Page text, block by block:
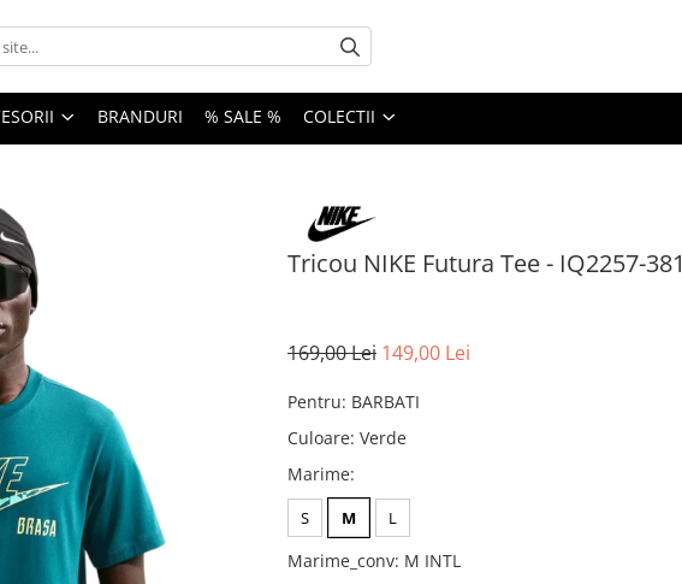
BRANDURI % SALE % COLECTII
Tricou NIKE Futura Tee - IQ2257-381
169,00 Lei 149,00 Lei
Pentru: BARBATI
Culoare: Verde
Marime:
S M L
Marime_conv: M INTL